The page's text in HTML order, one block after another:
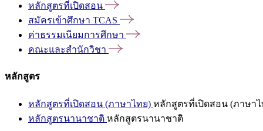
หลักสูตรที่เปิดสอน
สมัครเข้าศึกษา TCAS
ค่าธรรมเนียมการศึกษา
คณะและสำนักวิชา
หลักสูตร
หลักสูตรที่เปิดสอน (ภาษาไทย) หลักสูตรที่เปิดสอน (ภาษาไ
หลักสูตรนานาชาติ หลักสูตรนานาชาติ